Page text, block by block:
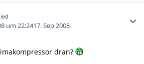
um 22:2417. Sep 2008
dran?